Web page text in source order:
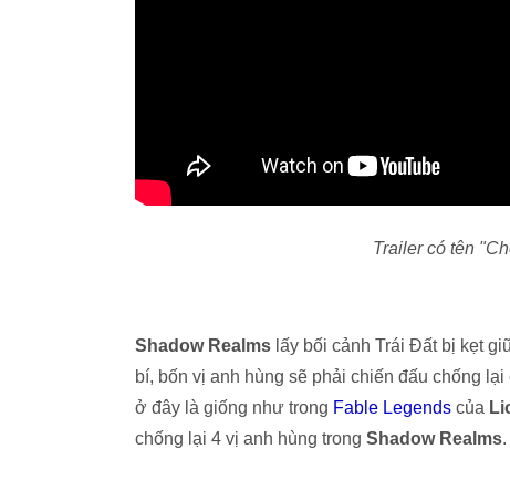
Trailer có tên
Shadow Realms lấy bối cảnh Trái Đất bị kẹt
bí, bốn vị anh hùng sẽ phải chiến đấu chống
ở đây là giống như trong Fable Legends của
chống lại 4 vị anh hùng trong Shadow Realms.